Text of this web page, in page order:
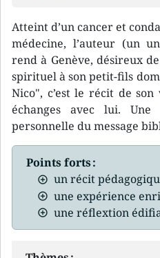
Atteint d’un cancer et
médecine, l’auteur (un
rend à Genève, désireux
spirituel à son petit-fils
Nico", c’est le récit de son
échanges avec lui.
personnelle du message
Points forts :
un récit
une expérience
une réflextion